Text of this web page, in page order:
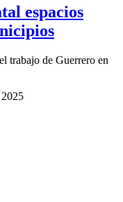
espacios
trabajo de Guerrero en